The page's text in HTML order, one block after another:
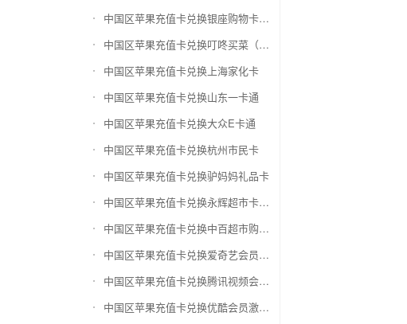
中国区苹果充值卡兑换银座购物卡（黑卡）
中国区苹果充值卡兑换叮咚买菜（限通用礼品卡）
中国区苹果充值卡兑换上海家化卡
中国区苹果充值卡兑换山东一卡通
中国区苹果充值卡兑换大众E卡通
中国区苹果充值卡兑换杭州市民卡
中国区苹果充值卡兑换驴妈妈礼品卡
中国区苹果充值卡兑换永辉超市卡（限实体卡）
中国区苹果充值卡兑换中百超市购物卡
中国区苹果充值卡兑换爱奇艺会员激活码
中国区苹果充值卡兑换腾讯视频会员激活码
中国区苹果充值卡兑换优酷会员激活码